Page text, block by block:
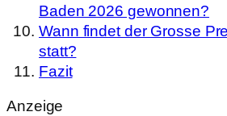
Baden 2026 gewonnen?
Wann findet der Grosse
statt?
Fazit
Anzeige